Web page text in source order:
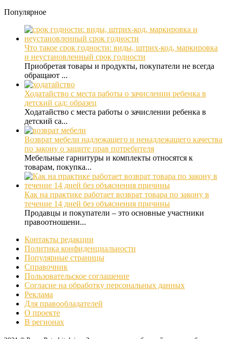
Популярное
Что такое срок годности: виды, штрих-код, маркировка
и неустановленный срок годности
Приобретая товары и продукты, покупатели не всегда
обращают ...
Ходатайство с места работы о зачислении ребенка в
детский сад: образец
Ходатайство с места работы о зачислении ребенка в
детский са...
Возврат мебели надлежащего и ненадлежащего качества
по закону о защите прав потребителя
Мебельные гарнитуры и комплекты относятся к
товарам, покупка...
Как на практике работает возврат товара по закону в
течение 14 дней без объяснения причины
Продавцы и покупатели – это основные участники
правоотношени...
Контакты редакции
Политика конфиденциальности
Популярные страницы
Справочник
Пользовательское соглашение
Согласие на обработку персональных данных
Реклама
Для правообладателей
О проекте
В регионах